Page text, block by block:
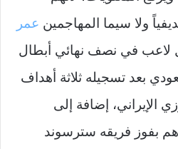
ولا سيما المهاجمين عمر
لاعب في نصف نهائي أبطال
بعد تسجيله ثلاثة أهداف
الإيراني، إضافة إلى
بفوز فريقه سترسوند